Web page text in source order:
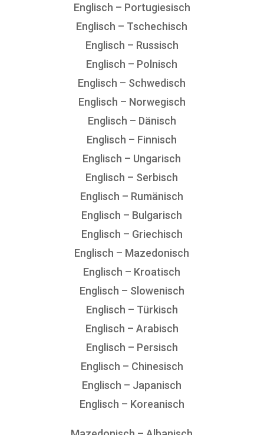
Englisch – Portugiesisch
Englisch – Tschechisch
Englisch – Russisch
Englisch – Polnisch
Englisch – Schwedisch
Englisch – Norwegisch
Englisch – Dänisch
Englisch – Finnisch
Englisch – Ungarisch
Englisch – Serbisch
Englisch – Rumänisch
Englisch – Bulgarisch
Englisch – Griechisch
Englisch – Mazedonisch
Englisch – Kroatisch
Englisch – Slowenisch
Englisch – Türkisch
Englisch – Arabisch
Englisch – Persisch
Englisch – Chinesisch
Englisch – Japanisch
Englisch – Koreanisch